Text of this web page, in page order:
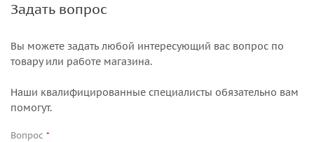
Задать вопрос
Вы можете задать любой интересующий вас вопрос по
товару или работе магазина.
Наши квалифицированные специалисты обязательно вам
помогут.
Вопрос *